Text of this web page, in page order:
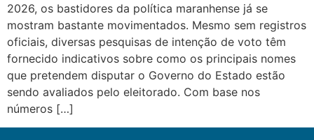
2026, os bastidores da política maranhense já se
mostram bastante movimentados. Mesmo sem registros
oficiais, diversas pesquisas de intenção de voto têm
fornecido indicativos sobre como os principais nomes
que pretendem disputar o Governo do Estado estão
sendo avaliados pelo eleitorado. Com base nos
números […]